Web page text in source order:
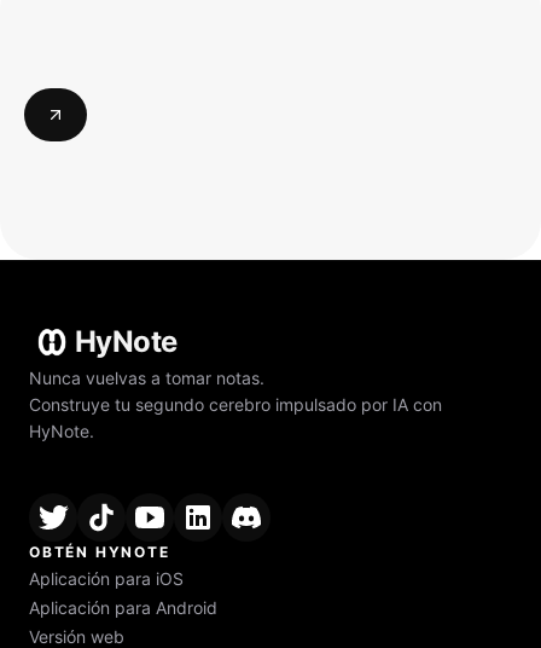
HyNote
Nunca vuelvas a tomar notas.
Construye tu segundo cerebro impulsado por IA con
HyNote.
OBTÉN HYNOTE
Aplicación para iOS
Aplicación para Android
Versión web